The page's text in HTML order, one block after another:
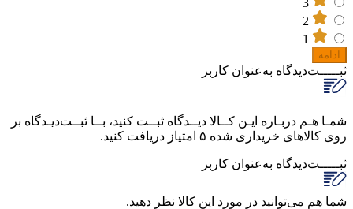
ادامه
ثبـــــت‌دیدگاه به‌عنوان کاربر
شمـا هـم دربـاره ایـن کــالا دیــدگاه ثبــت کنید، بــا ثبــت‌دیـدگاه بر
روی کالاهای خریداری شده ۵ امتیاز دریافت کنید.
ثبـــــت‌دیدگاه به‌عنوان کاربر
شما هم می‌توانید در مورد این کالا نظر دهید.